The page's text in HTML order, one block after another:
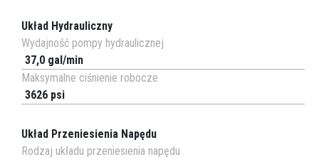
Układ Hydrauliczny
Wydajność pompy hydraulicznej
37,0 gal/min
Maksymalne ciśnienie robocze
3626 psi
Układ Przeniesienia Napędu
Rodzaj układu przeniesienia napędu